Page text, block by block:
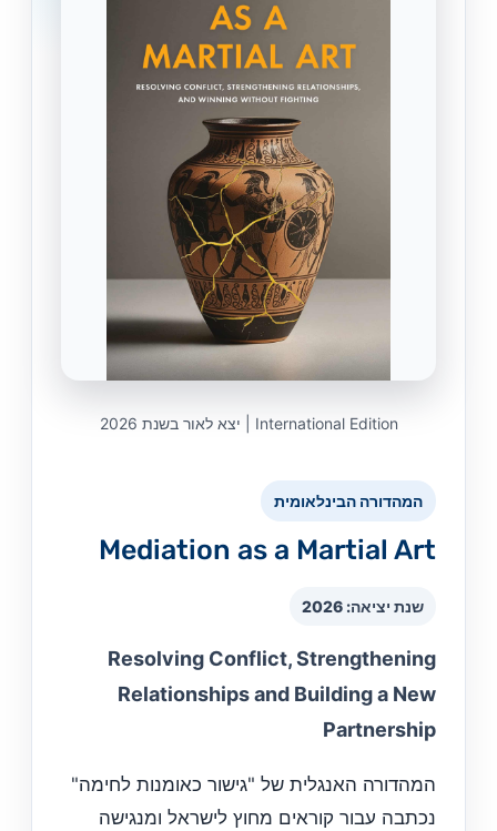
International Edition | יצא לאור בשנת 2026
המהדורה הבינלאומית
Mediation as a Martial Art
שנת יציאה: 2026
Resolving Conflict, Strengthening
Relationships and Building a New
Partnership
המהדורה האנגלית של "גישור כאומנות לחימה"
נכתבה עבור קוראים מחוץ לישראל ומנגישה